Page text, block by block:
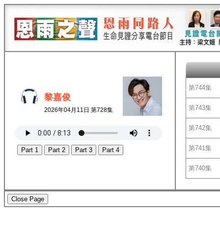
黎嘉俊
2026年04月11日 第728集
Part 1 Part 2 Part 3 Part 4
第744集
第743集
第742集
第741集
第740集
Close Page